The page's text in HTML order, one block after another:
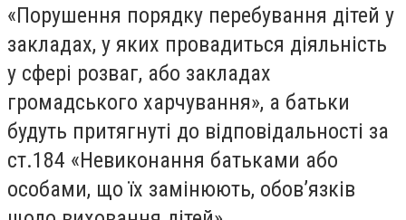
«Порушення порядку перебування дітей у
закладах, у яких провадиться діяльність
у сфері розваг, або закладах
громадського харчування», а батьки
будуть притягнуті до відповідальності за
ст.184 «Невиконання батьками або
особами, що їх замінюють, обов’язків